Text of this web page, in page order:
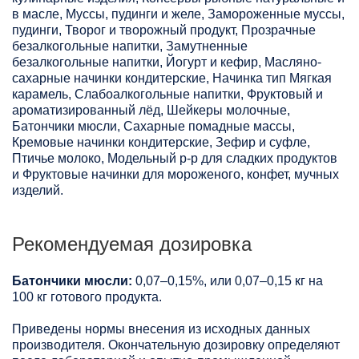
в масле, Муссы, пудинги и желе, Замороженные муссы,
пудинги, Творог и творожный продукт, Прозрачные
безалкогольные напитки, Замутненные
безалкогольные напитки, Йогурт и кефир, Масляно-
сахарные начинки кондитерские, Начинка тип Мягкая
карамель, Слабоалкогольные напитки, Фруктовый и
ароматизированный лёд, Шейкеры молочные,
Батончики мюсли, Сахарные помадные массы,
Кремовые начинки кондитерские, Зефир и суфле,
Птичье молоко, Модельный р-р для сладких продуктов
и Фруктовые начинки для мороженого, конфет, мучных
изделий.
Рекомендуемая дозировка
Батончики мюсли: 0,07–0,15%, или 0,07–0,15 кг на
100 кг готового продукта.
Приведены нормы внесения из исходных данных
производителя. Окончательную дозировку определяют